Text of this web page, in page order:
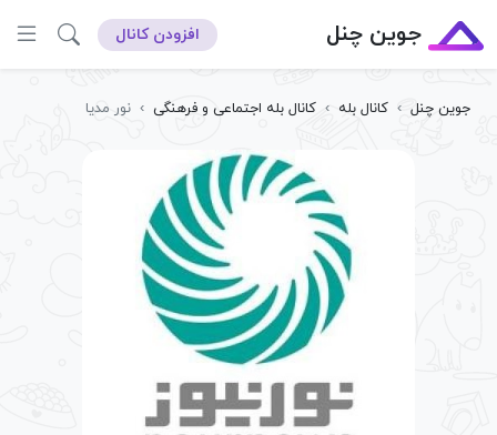
جوین چنل افزودن کانال
جوین چنل › کانال بله › کانال بله اجتماعی و فرهنگی › نور مدیا